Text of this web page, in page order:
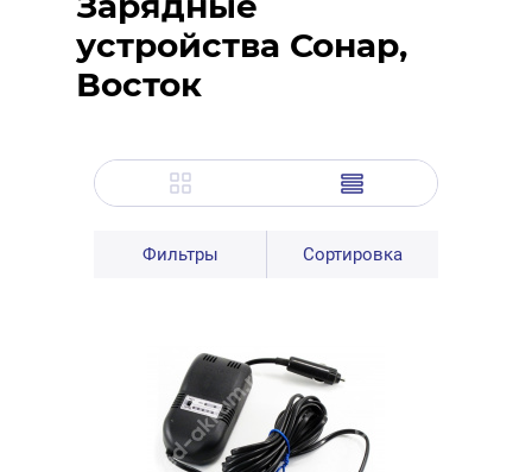
устройства Сонар,
Восток
Фильтры Сортировка